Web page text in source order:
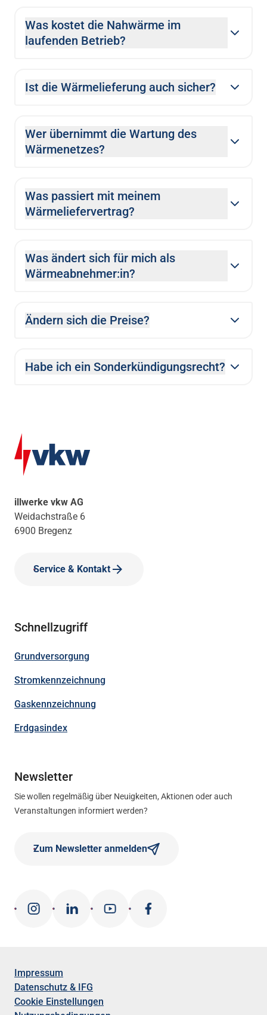
Was kostet die Nahwärme im
laufenden Betrieb?
Ist die Wärmelieferung auch sicher?
Wer übernimmt die Wartung des
Wärmenetzes?
Was passiert mit meinem
Wärmeliefervertrag?
Was ändert sich für mich als
Wärmeabnehmer:in?
Ändern sich die Preise?
Habe ich ein Sonderkündigungsrecht?
illwerke vkw AG
Weidachstraße 6
6900 Bregenz
Service & Kontakt
Schnellzugriff
Grundversorgung
Stromkennzeichnung
Gaskennzeichnung
Erdgasindex
Newsletter
Sie wollen regelmäßig über Neuigkeiten, Aktionen oder auch
Veranstaltungen informiert werden?
Zum Newsletter anmelden
Impressum
Datenschutz & IFG
Cookie Einstellungen